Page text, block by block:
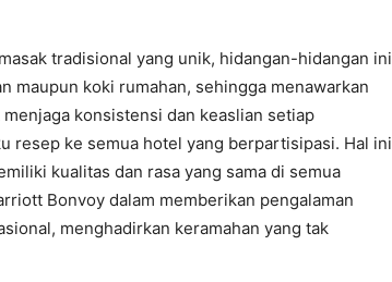
tradisional yang unik, hidangan-hidangan ini
maupun koki rumahan, sehingga menawarkan
konsistensi dan keaslian setiap
resep ke semua hotel yang berpartisipasi. Hal ini
kualitas dan rasa yang sama di semua
Bonvoy dalam memberikan pengalaman
menghadirkan keramahan yang tak